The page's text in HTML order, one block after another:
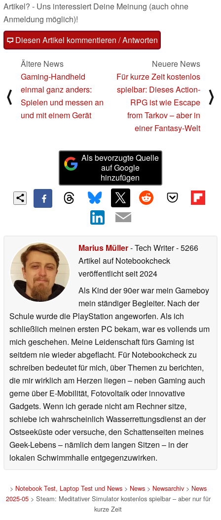
Artikel? - Uns interessiert Deine Meinung (auch ohne
Anmeldung möglich)!
Diesen Artikel kommentieren / Antworten
⟨
Ältere News
Gaming-Handheld
einmal ganz anders:
Spielen und messen an
und mit einem Gerät
Neuere News
Für kurze Zeit kostenlos
spielbar: Dieses Action-
RPG ist wie Escape
from Tarkov – aber in
einer Fantasy-Welt
⟩
Als bevorzugte Quelle
auf Google
hinzufügen
Marius Müller- Tech Writer- 5266
Artikel auf Notebookcheck
veröffentlichtseit 2024
Als Kind der 90er war mein Gameboy
mein ständiger Begleiter. Nach der
Schule wurde die PlayStation angeworfen. Als ich
schließlich meinen ersten PC bekam, war es vollends um
mich geschehen. Meine Leidenschaft fürs Gaming ist
seitdem nie wieder abgeflacht. Für Notebookcheck zu
schreiben bedeutet für mich, über Themen zu berichten,
die mir wirklich am Herzen liegen – neben Gaming auch
gerne über E-Mobilität, Fotovoltaik oder innovative
Gadgets. Wenn ich gerade nicht am Rechner sitze,
schiebe ich wahrscheinlich Wasserrettungsdienst an der
Ostseeküste oder versuche, den Schattenseiten meines
Geek-Lebens – nämlich dem langen Sitzen – in der
lokalen Schwimmhalle entgegenzuwirken.
> Notebook Test, Laptop Test und News> News> Newsarchiv> News
2025-05> Steam: Meditativer Simulator kostenlos spielbar – aber nur für
kurze Zeit